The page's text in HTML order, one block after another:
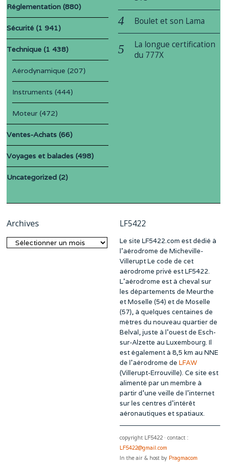
Réglementation (880)
Sécurité (1 941)
Technique (1 438)
Aérodynamique (207)
Instruments (444)
Moteur (472)
Ventes-Achats (66)
Voyages et balades (498)
Uncategorized (2)
Boulet et son Lama
La longue certification
du 777X
Archives
Archives
LF5422
Le site LF5422.com est dédié à
l’aérodrome de Micheville-
Villerupt Le code de cet
aérodrome privé est LF5422.
L’aérodrome est à cheval sur
les départements de Meurthe
et Moselle (54) et de Moselle
(57), à quelques centaines de
mètres du nouveau quartier de
Belval, juste à l’ouest de Esch-
sur-Alzette au Luxembourg. Il
est également à 8,5 km au NNE
de l’aérodrome de LFAW
(Villerupt-Errouville). Ce site est
alimenté par un membre à
partir d’une veille de l’internet
sur les centres d’intérêt
aéronautiques et spatiaux.
copyright LF5422 · contact :
LF5422@gmail.com
In the air & host by Pragmacom